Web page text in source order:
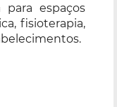
espaços
fisioterapia,